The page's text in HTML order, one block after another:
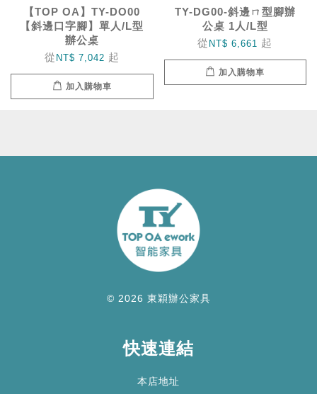
【TOP OA】TY-DO00
【斜邊口字腳】單人/L型
辦公桌
從 NT$ 7,042 起
加入購物車
TY-DG00-斜邊ㄇ型腳辦
公桌 1人/L型
從 NT$ 6,661 起
加入購物車
© 2026 東穎辦公家具
快速連結
本店地址